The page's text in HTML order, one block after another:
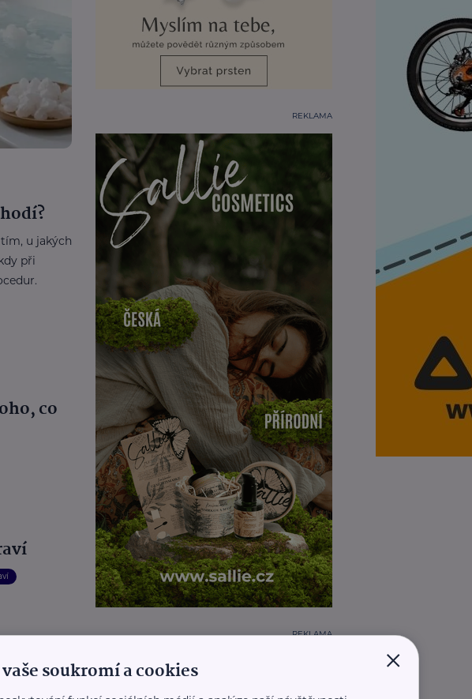
u jakých
při
co
REKLAMA
REKLAMA
×
soukromí a cookies